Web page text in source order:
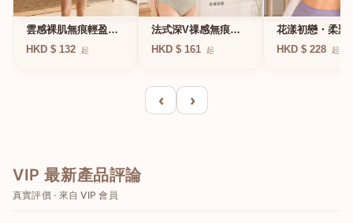
雲感裸肌無痕輕盈無
鋼圈內衣
HKD $ 132 起
法式深V祼感無痕果
凍軟支撐條無鋼圈內
HKD $ 161 起
花漾初戀・柔聚
圈蕾絲內衣
HKD $ 228 起
‹ ›
VIP 最新產品評論
真實評價 · 來自 VIP 會員